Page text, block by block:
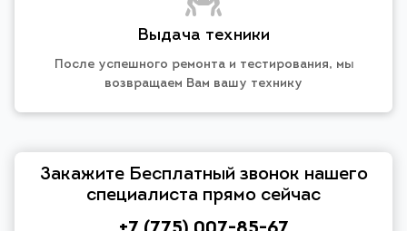
Выдача техники
После успешного ремонта и тестирования, мы
возвращаем Вам вашу технику
Закажите Бесплатный звонок нашего
специалиста прямо сейчас